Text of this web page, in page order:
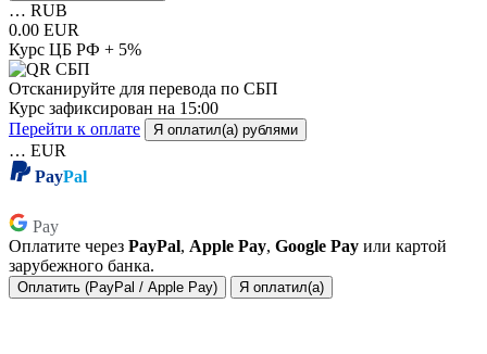
… RUB
0.00 EUR
Курс ЦБ РФ + 5%
Отсканируйте для перевода по СБП
Курс зафиксирован на 15:00
Перейти к оплате
Я оплатил(а) рублями
… EUR
PayPal
Pay
Оплатите через PayPal, Apple Pay, Google Pay или картой
зарубежного банка.
Оплатить (PayPal / Apple Pay) Я оплатил(а)